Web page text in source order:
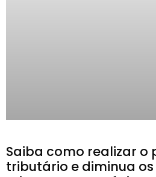
Saiba como realizar
tributário e diminua